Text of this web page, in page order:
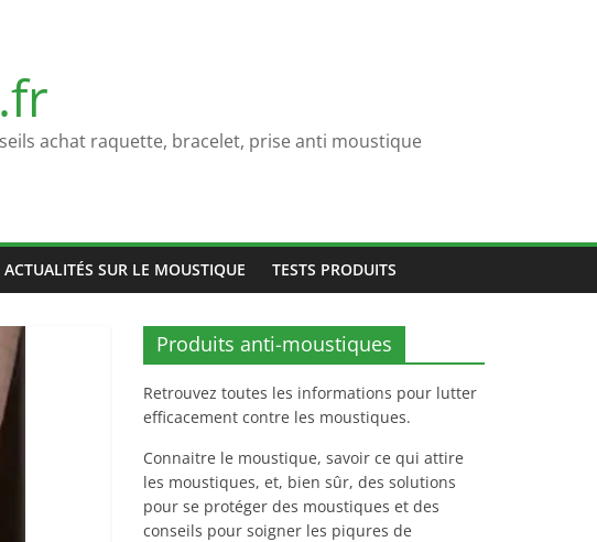
achat raquette, bracelet, prise anti moustique
ACTUALITÉS SUR LE MOUSTIQUE TESTS PRODUITS
Produits anti-moustiques
Retrouvez toutes les informations pour lutter
efficacement contre les moustiques.
Connaitre le moustique, savoir ce qui attire
les moustiques, et, bien sûr, des solutions
pour se protéger des moustiques et des
conseils pour soigner les piqures de